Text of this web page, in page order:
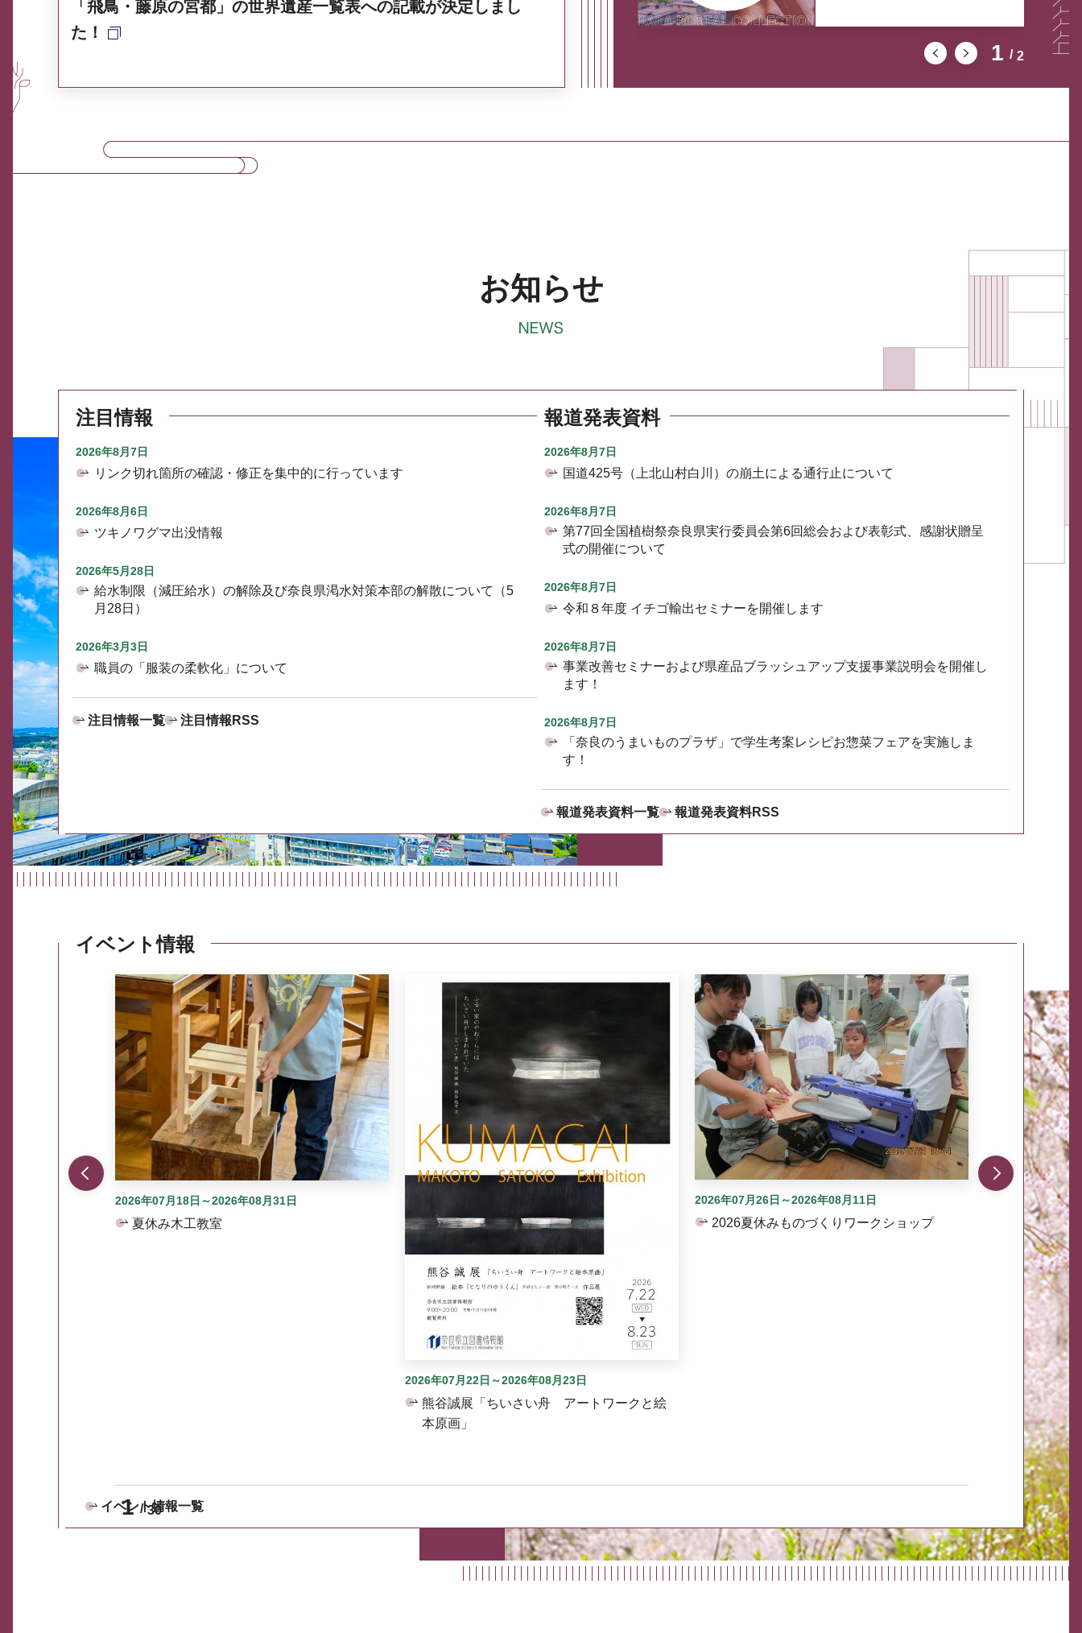
「飛鳥・藤原の宮都」の世界遺産一覧表への記載が決定しまし
た！
1 2
お知らせ
注目情報
2026年8月7日
リンク切れ箇所の確認・修正を集中的に行っています
2026年8月6日
ツキノワグマ出没情報
2026年5月28日
給水制限（減圧給水）の解除及び奈良県渇水対策本部の解散について（5
月28日）
2026年3月3日
職員の「服装の柔軟化」について
注目情報一覧 注目情報RSS
報道発表資料
2026年8月7日
国道425号（上北山村白川）の崩土による通行止について
2026年8月7日
第77回全国植樹祭奈良県実行委員会第6回総会および表彰式、感謝状贈呈
式の開催について
2026年8月7日
令和８年度 イチゴ輸出セミナーを開催します
2026年8月7日
事業改善セミナーおよび県産品ブラッシュアップ支援事業説明会を開催し
ます！
2026年8月7日
「奈良のうまいものプラザ」で学生考案レシピお惣菜フェアを実施しま
す！
報道発表資料一覧 報道発表資料RSS
イベント情報
1 30
2026年07月18日～2026年08月31日
夏休み木工教室
2026年07月22日～2026年08月23日
熊谷誠展「ちいさい舟 アートワークと絵
本原画」
2026年07月26日～2026年08月11日
2026夏休みものづくりワークショップ
イベント情報一覧